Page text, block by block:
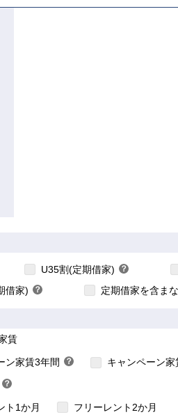
U35割(定期借家) ？
ン
借家) ？
こちら
定期借家を含ま
賃
ン家賃3年間 ？
ト
キャンペーン家
？
ン
こちら
ト1か月 フリーレント2か月